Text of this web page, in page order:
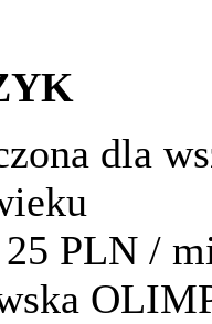
dla
PLN /